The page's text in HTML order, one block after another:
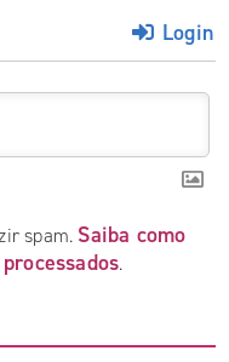
Login
spam. Saiba como
.